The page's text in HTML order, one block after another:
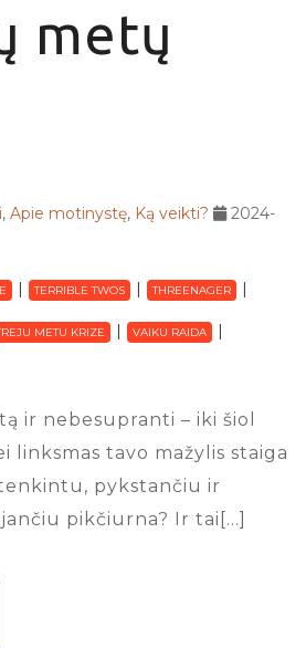
metų
, Apie motinystę, Ką veikti?
2024-
TERRIBLE TWOS THREENAGER
METU KRIZE VAIKU RAIDA
ir nebesupranti – iki šiol
linksmas tavo mažylis staiga
pykstančiu ir
pikčiurna? Ir tai[…]